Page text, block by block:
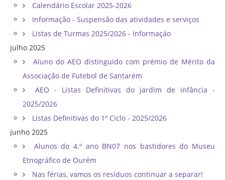
Calendário Escolar 2025-2026
Informação - Suspensão das atividades e serviços
Listas de Turmas 2025/2026 - Informaçáo
julho 2025
Aluno do AEO distinguido com prémio de Mérito da
Associação de Futebol de Santarém
AEO - Listas Definitivas do jardim de infância -
2025/2026
Listas Definitivas do 1º Ciclo - 2025/2026
junho 2025
Alunos do 4.º ano BN07 nos bastidores do Museu
Etnográfico de Ourém
Nas férias, vamos os resíduos continuar a separar!